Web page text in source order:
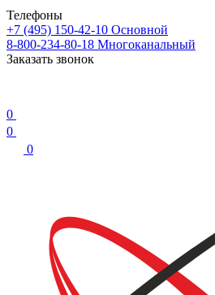
Телефоны
+7 (495) 150-42-10 Основной
8-800-234-80-18 Многоканальный
Заказать звонок
0
0
0